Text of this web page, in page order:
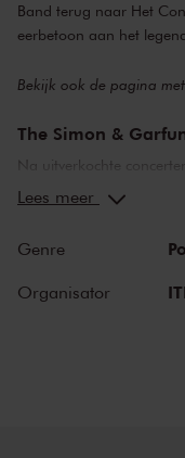
Band terug naar Het
eerbetoon aan het
Bekijk ook de pagina met
The Simon &
Na uitverkochte
Europa brengt de
harmonieën, herkenbare
staan. Speciaal voor het
opnieuw op het
Lees meer
Genre
Organisator